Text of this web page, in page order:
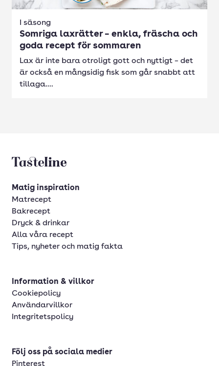
I säsong
Somriga laxrätter – enkla, fräscha och
goda recept för sommaren
Lax är inte bara otroligt gott och nyttigt – det
är också en mångsidig fisk som går snabbt att
tillaga....
Tasteline startsida
Matig inspiration
Matrecept
Bakrecept
Dryck & drinkar
Alla våra recept
Tips, nyheter och matig fakta
Information & villkor
Cookiepolicy
Användarvillkor
Integritetspolicy
Följ oss på sociala medier
Pinterest